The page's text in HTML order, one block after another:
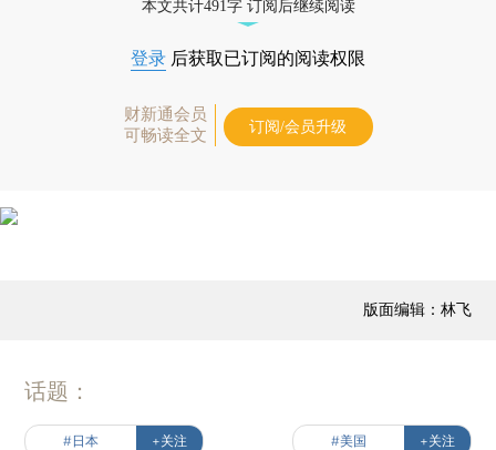
本文共计491字 订阅后继续阅读
登录 后获取已订阅的阅读权限
财新通会员
可畅读全文
订阅/会员升级
版面编辑：林飞
话题：
#日本 +关注 #美国 +关注